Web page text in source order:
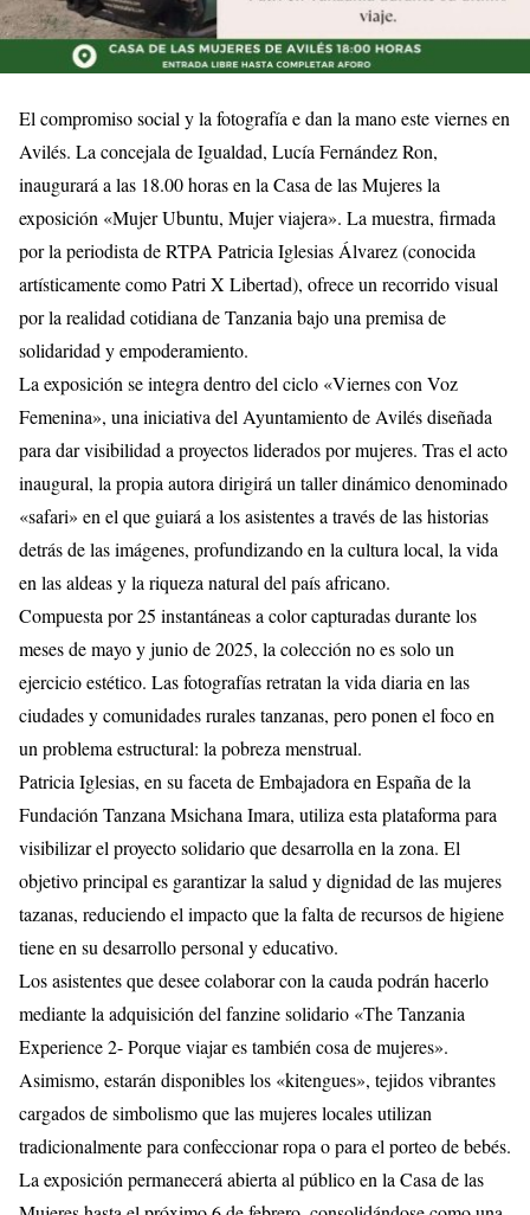
El compromiso social y la fotografía e dan la mano este viernes en
Avilés. La concejala de Igualdad, Lucía Fernández Ron,
inaugurará a las 18.00 horas en la Casa de las Mujeres la
exposición «Mujer Ubuntu, Mujer viajera». La muestra, firmada
por la periodista de RTPA Patricia Iglesias Álvarez (conocida
artísticamente como Patri X Libertad), ofrece un recorrido visual
por la realidad cotidiana de Tanzania bajo una premisa de
solidaridad y empoderamiento.
La exposición se integra dentro del ciclo «Viernes con Voz
Femenina», una iniciativa del Ayuntamiento de Avilés diseñada
para dar visibilidad a proyectos liderados por mujeres. Tras el acto
inaugural, la propia autora dirigirá un taller dinámico denominado
«safari» en el que guiará a los asistentes a través de las historias
detrás de las imágenes, profundizando en la cultura local, la vida
en las aldeas y la riqueza natural del país africano.
Compuesta por 25 instantáneas a color capturadas durante los
meses de mayo y junio de 2025, la colección no es solo un
ejercicio estético. Las fotografías retratan la vida diaria en las
ciudades y comunidades rurales tanzanas, pero ponen el foco en
un problema estructural: la pobreza menstrual.
Patricia Iglesias, en su faceta de Embajadora en España de la
Fundación Tanzana Msichana Imara, utiliza esta plataforma para
visibilizar el proyecto solidario que desarrolla en la zona. El
objetivo principal es garantizar la salud y dignidad de las mujeres
tazanas, reduciendo el impacto que la falta de recursos de higiene
tiene en su desarrollo personal y educativo.
Los asistentes que desee colaborar con la cauda podrán hacerlo
mediante la adquisición del fanzine solidario «The Tanzania
Experience 2- Porque viajar es también cosa de mujeres».
Asimismo, estarán disponibles los «kitengues», tejidos vibrantes
cargados de simbolismo que las mujeres locales utilizan
tradicionalmente para confeccionar ropa o para el porteo de bebés.
La exposición permanecerá abierta al público en la Casa de las